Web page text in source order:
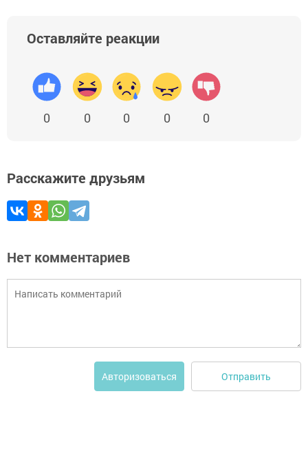
Оставляйте реакции
0 0 0 0 0
Расскажите друзьям
Нет комментариев
Авторизоваться Отправить